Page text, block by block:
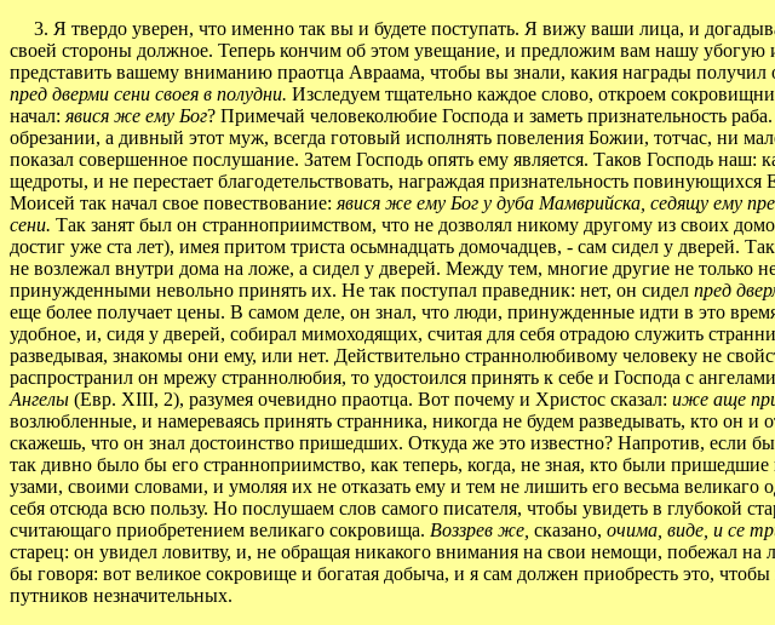
3. Я твердо уверен, что именно так вы и будете поступать. Я вижу ваши лица, и
своей стороны должное. Теперь кончим об этом увещание, и предложим вам нашу убогую
представить вашему вниманию праотца Авраама, чтобы вы знали, какия награды получил
пред дверми сени своея в полудни. Изследуем тщательно каждое слово, откроем
начал: явися же ему Бог? Примечай человеколюбие Господа и заметь признательность
обрезании, а дивный этот муж, всегда готовый исполнять повеления Божии, тотчас, ни
показал совершенное послушание. Затем Господь опять ему является. Таков Господь
щедроты, и не перестает благодетельствовать, награждая признательность
Моисей так начал свое повествование: явися же ему Бог у дуба Мамврийска, седящу ему
сени. Так занят был он странноприимством, что не дозволял никому другому из своих
достиг уже ста лет), имея притом триста осьмнадцать домочадцев, - сам сидел у дверей.
не возлежал внутри дома на ложе, а сидел у дверей. Между тем, многие другие не только
принужденными невольно принять их. Не так поступал праведник: нет, он сидел пред
еще более получает цены. В самом деле, он знал, что люди, принужденные идти в это
удобное, и, сидя у дверей, собирал мимоходящих, считая для себя отрадою служить
разведывая, знакомы они ему, или нет. Действительно страннолюбивому человеку не
распространил он мрежу страннолюбия, то удостоился принять к себе и Господа с
Ангелы (Евр. XIII, 2), разумея очевидно праотца. Вот почему и Христос сказал: иже аще
возлюбленные, и намереваясь принять странника, никогда не будем разведывать, кто
скажешь, что он знал достоинство пришедших. Откуда же это известно? Напротив, если
так дивно было бы его странноприимство, как теперь, когда, не зная, кто были
узами, своими словами, и умоляя их не отказать ему и тем не лишить его весьма великаго
себя отсюда всю пользу. Но послушаем слов самого писателя, чтобы увидеть в глубокой
считающаго приобретением великаго сокровища. Воззрев же, сказано, очима, виде, и се
старец: он увидел ловитву, и, не обращая никакого внимания на свои немощи, побежал на
бы говоря: вот великое сокровище и богатая добыча, и я сам должен приобресть это,
путников незначительных.